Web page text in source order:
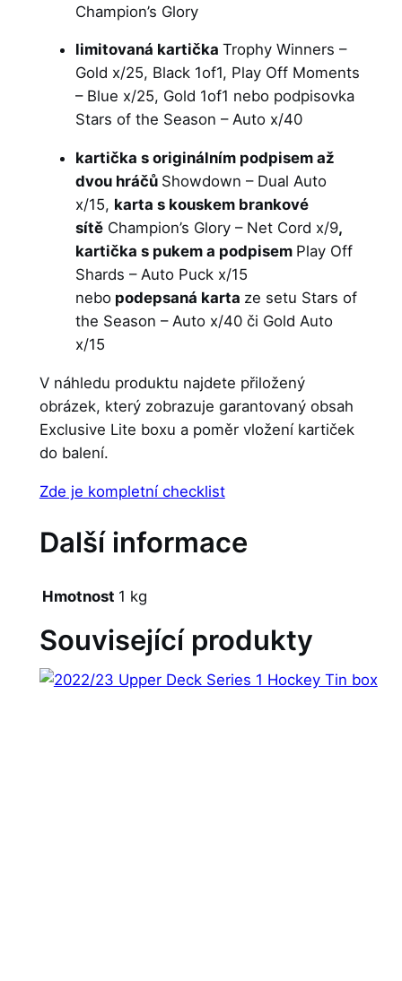
Champion’s Glory
limitovaná kartička Trophy Winners –
Gold x/25, Black 1of1, Play Off Moments
– Blue x/25, Gold 1of1 nebo podpisovka
Stars of the Season – Auto x/40
kartička s originálním podpisem až
dvou hráčů Showdown – Dual Auto
x/15, karta s kouskem brankové
sítěChampion’s Glory – Net Cord x/9,
kartička s pukem a podpisem Play Off
Shards – Auto Puck x/15
nebopodepsaná karta ze setu Stars of
the Season – Auto x/40 či Gold Auto
x/15
V náhledu produktu najdete přiložený
obrázek, který zobrazuje garantovaný obsah
Exclusive Lite boxu a poměr vložení kartiček
do balení.
Zde je kompletní checklist
Další informace
Hmotnost 1 kg
Související produkty